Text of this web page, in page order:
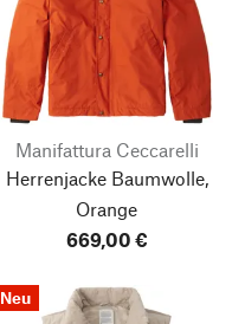
Manifattura Ceccarelli
Herrenjacke Baumwolle,
Orange
669,00 €
Neu